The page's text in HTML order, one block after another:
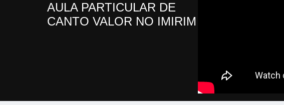
AULA PARTICULAR DE
CANTO VALOR NO IMIRIM